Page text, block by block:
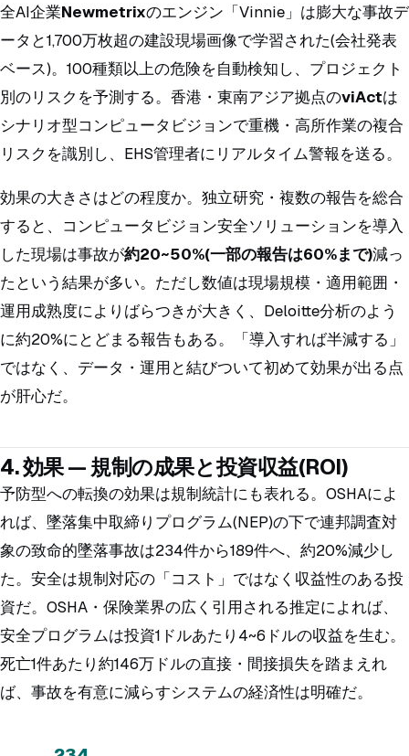
全AI企業Newmetrixのエンジン「Vinnie」は膨大な事故デ
ータと1,700万枚超の建設現場画像で学習された(会社発表
ベース)。100種類以上の危険を自動検知し、プロジェクト
別のリスクを予測する。香港・東南アジア拠点のviActは
シナリオ型コンピュータビジョンで重機・高所作業の複合
リスクを識別し、EHS管理者にリアルタイム警報を送る。
効果の大きさはどの程度か。独立研究・複数の報告を総合
すると、コンピュータビジョン安全ソリューションを導入
した現場は事故が約20~50%(一部の報告は60%まで)減っ
たという結果が多い。ただし数値は現場規模・適用範囲・
運用成熟度によりばらつきが大きく、Deloitte分析のよう
に約20%にとどまる報告もある。「導入すれば半減する」
ではなく、データ・運用と結びついて初めて効果が出る点
が肝心だ。
4. 効果 — 規制の成果と投資収益(ROI)
予防型への転換の効果は規制統計にも表れる。OSHAによ
れば、墜落集中取締りプログラム(NEP)の下で連邦調査対
象の致命的墜落事故は234件から189件へ、約20%減少し
た。安全は規制対応の「コスト」ではなく収益性のある投
資だ。OSHA・保険業界の広く引用される推定によれば、
安全プログラムは投資1ドルあたり4~6ドルの収益を生む。
死亡1件あたり約146万ドルの直接・間接損失を踏まえれ
ば、事故を有意に減らすシステムの経済性は明確だ。